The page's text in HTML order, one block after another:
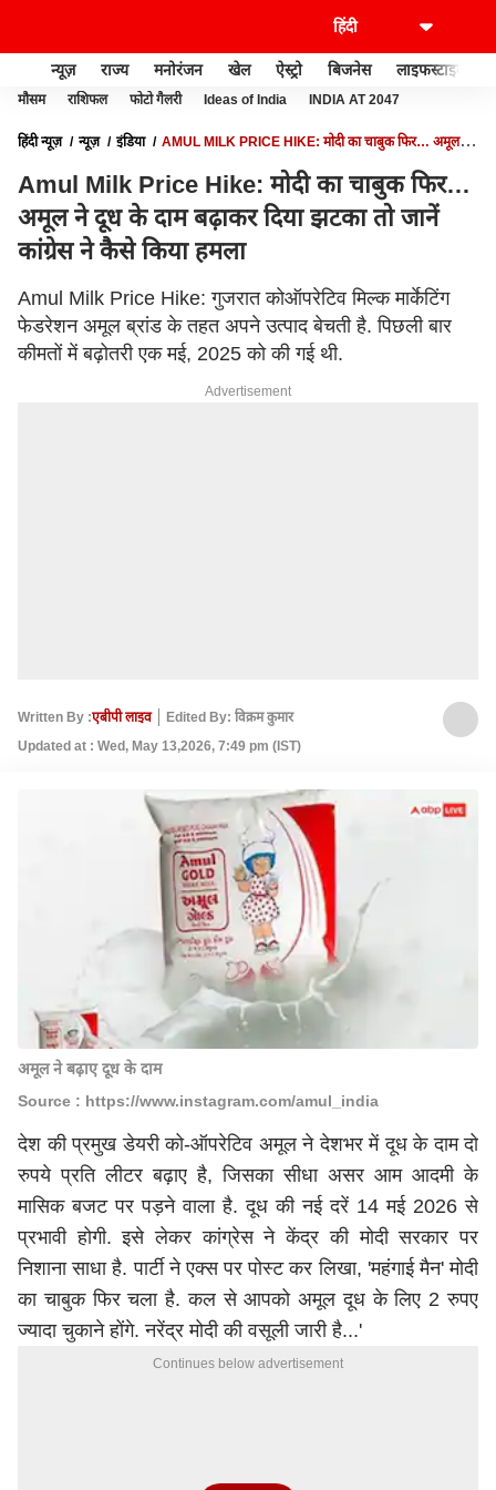
न्यूज़ राज्य मनोरंजन खेल ऐस्ट्रो बिजनेस लाइफस्टाइल
मौसम राशिफल फोटो गैलरी Ideas of India INDIA AT 2047
हिंदी न्यूज़ न्यूज़ इंडिया
AMUL MILK PRICE HIKE: मोदी का चाबुक फिर… अमूल ने
Amul Milk Price Hike: मोदी का चाबुक फिर…
अमूल ने दूध के दाम बढ़ाकर दिया झटका तो जानें
कांग्रेस ने कैसे किया हमला
Amul Milk Price Hike: गुजरात कोऑपरेटिव मिल्क मार्केटिंग
फेडरेशन अमूल ब्रांड के तहत अपने उत्पाद बेचती है. पिछली बार
कीमतों में बढ़ोतरी एक मई, 2025 को की गई थी.
Advertisement
Written By :एबीपी लाइव
Edited By: विक्रम कुमार
Updated at : Wed, May 13,2026, 7:49 pm (IST)
अमूल ने बढ़ाए दूध के दाम
Source : https://www.instagram.com/amul_india
देश की प्रमुख डेयरी को-ऑपरेटिव अमूल ने देशभर में दूध के दाम दो
रुपये प्रति लीटर बढ़ाए है, जिसका सीधा असर आम आदमी के
मासिक बजट पर पड़ने वाला है. दूध की नई दरें 14 मई 2026 से
प्रभावी होगी. इसे लेकर कांग्रेस ने केंद्र की मोदी सरकार पर
निशाना साधा है. पार्टी ने एक्स पर पोस्ट कर लिखा, 'महंगाई मैन' मोदी
का चाबुक फिर चला है. कल से आपको अमूल दूध के लिए 2 रुपए
ज्यादा चुकाने होंगे.नरेंद्र मोदीकी वसूली जारी है...'
Continues below advertisement